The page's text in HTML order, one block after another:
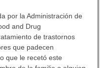
por la Administración de
and Drug
de trastornos
que padecen
que le recetó este